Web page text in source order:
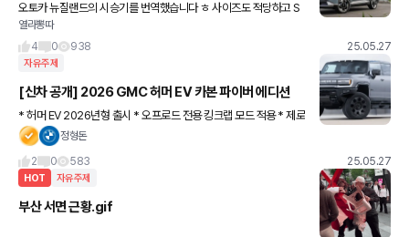
오토카 뉴질랜드의 시승기를 번역했습니다 ㅎ 사이즈도 적당하고 S
UV 타입이라서 가격만 잘 나오면 한국에서도 꽤 많이 팔릴 거 같네요
~ 저희가 테스트한 차량인 기아 EV5 라이트+ 는 라인업의
열라뽕따
4
0 938 25.05.27
자유주제
[신차 공개] 2026 GMC 허머 EV 카본 파이버 에디션
* 허머 EV 2026년형 출시 * 오프로드 전용 킹크랩 모드 적용 * 제로
백 2.8초 (카본파이버 에디션) * 최대출력 1160마력, 최대토크 (3X
정형돈
2
0 583 25.05.27
HOT 자유주제
부산 서면 근황.gif